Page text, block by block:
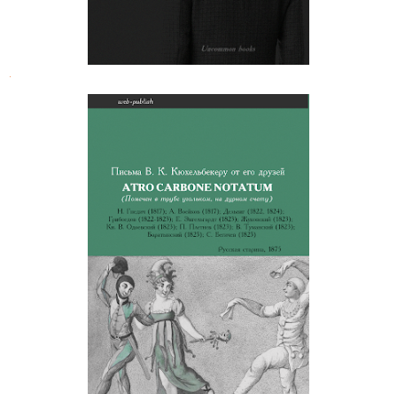
Atro carbone notatum. Письма В. К.
Кюхельбекеру от его друзей